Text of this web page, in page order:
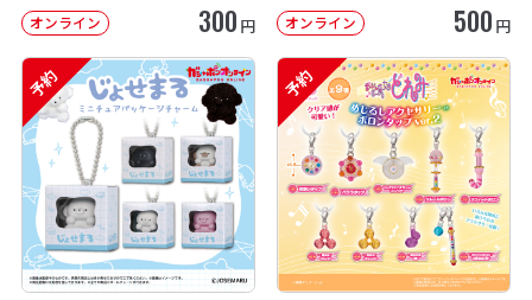
オンライン 300 円 オンライン 500 円
予約 予約